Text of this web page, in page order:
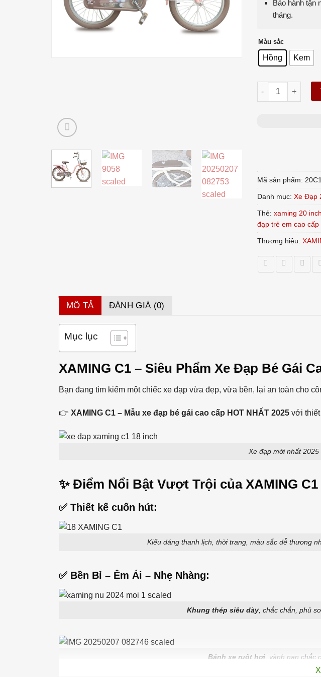
Bảo hành tận
tháng.
Màu sắc
Hồng Kem
Xe đạp XAMING
Mã sản phẩm: 20C1
Danh mục: Xe Đạp
Thẻ: xaming 20 inch
đạp trẻ em cao cấp
Thương hiệu:
MÔ TẢ ĐÁNH GIÁ (0)
Mục lục
XAMING C1 – Siêu Phẩm Xe Đạp Bé Gái
Bạn đang tìm kiếm một chiếc xe đạp vừa đẹp, vừa bền, lại an toàn cho
👉 XAMING C1 – Mẫu xe đạp bé gái cao cấp HOT NHẤT 2025 với thiết
Xe đạp mới nhất
✨ Điểm Nổi Bật Vượt Trội của XAMING C1
✅ Thiết kế cuốn hút:
Kiểu dáng thanh lịch, thời trang, màu sắc dễ thương
✅ Bền Bỉ – Êm Ái – Nhẹ Nhàng:
Khung thép siêu dày, chắc chắn, phủ
Bánh xe ruột hơi, vành nan chắc